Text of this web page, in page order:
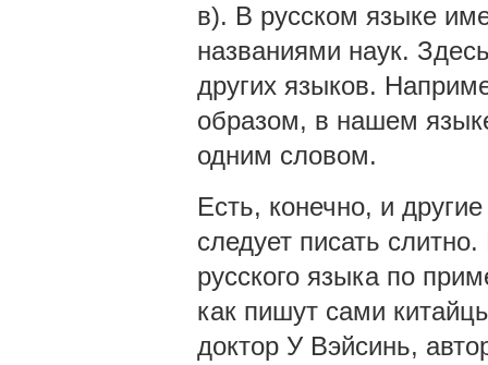
в). В русском языке
названиями наук.
других языков.
образом, в нашем
одним словом.
Есть, конечно, и
следует писать
русского языка по
как пишут сами
доктор У Вэйсинь,